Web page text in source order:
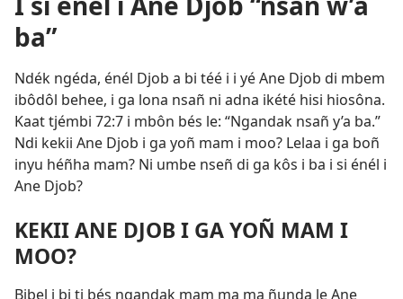
ba”
Ndék ngéda, énél Djob a bi téé i i yé Ane Djob di mbem
ibôdôl behee, i ga lona nsañ ni adna ikété hisi hiosôna.
Kaat tjémbi 72:7 i mbôn bés le: “Ngandak nsañ y’a ba.”
Ndi kekii Ane Djob i ga yoñ mam i moo? Lelaa i ga boñ
inyu héñha mam? Ni umbe nseñ di ga kôs i ba i si énél i
Ane Djob?
KEKII ANE DJOB I GA YOÑ MAM I
MOO?
Bibel i bi ti bés ngandak mam ma ma ñunda le Ane